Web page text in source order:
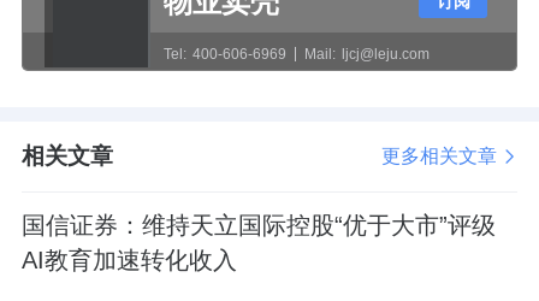
改造升级成为聚焦移动智能科技产业的科创产
业园，为盘活首都存量资产树立新标杆。
《基金业绩排行榜》，截至2025年末，创金合
信17只产品获得三年期五星基金评级，11只产
品同时获得三年期和五年期五星基金评级，公
Tel: 400-606-6969 Mail: ljcj@leju.com
相关文章 更多相关文章
国信证券：维持天立国际控股“优于大市”评级
AI教育加速转化收入